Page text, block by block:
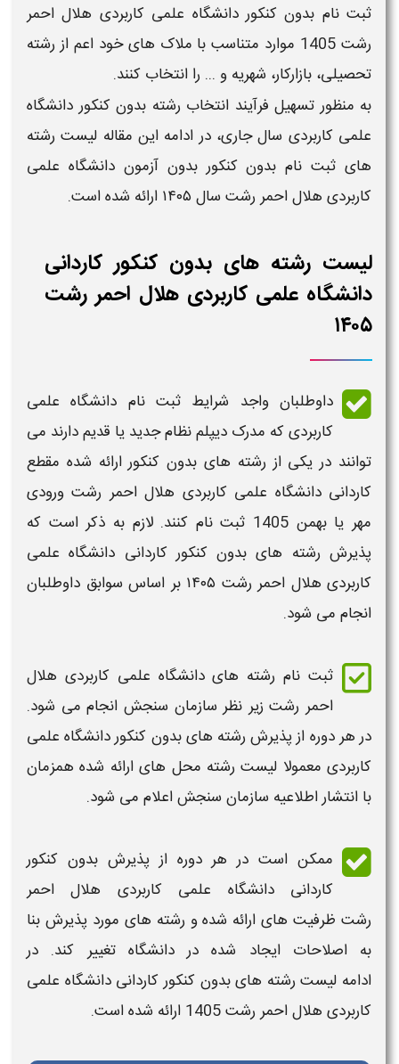
ثبت نام بدون کنکور دانشگاه علمی کاربردی هلال احمر
رشت 1405 موارد متناسب با ملاک های خود اعم از رشته
تحصیلی، بازارکار، شهریه و ... را انتخاب کنند.
به منظور تسهیل فرآیند انتخاب رشته بدون کنکور دانشگاه
علمی کاربردی سال جاری، در ادامه این مقاله لیست رشته
های ثبت نام بدون کنکور بدون آزمون دانشگاه علمی
کاربردی هلال احمر رشت سال ۱۴۰۵ ارائه شده است.
لیست رشته های بدون کنکور کاردانی
دانشگاه علمی کاربردی هلال احمر رشت
۱۴۰۵
داوطلبان واجد شرایط ثبت نام دانشگاه علمی
کاربردی که مدرک دیپلم نظام جدید یا قدیم دارند می
توانند در یکی از رشته های بدون کنکورارائه شده مقطع
کاردانی دانشگاه علمی کاربردی هلال احمر رشت ورودی
مهر یا بهمن 1405 ثبت نام کنند. لازم به ذکر است که
پذیرش رشته های بدون کنکور کاردانی دانشگاه علمی
کاربردی هلال احمر رشت ۱۴۰۵ بر اساس سوابق داوطلبان
انجام می شود.
ثبت نام رشته های دانشگاه علمی کاربردی هلال
احمر رشت زیر نظر سازمان سنجش انجام می شود.
در هر دوره ازپذیرش رشته های بدون کنکور دانشگاه علمی
کاربردی معمولا لیست رشته محل های ارائه شده همزمان
با انتشار اطلاعیه سازمان سنجش اعلام می شود.
ممکن است در هر دوره از پذیرشبدون کنکور
کاردانی دانشگاه علمی کاربردی هلال احمر
رشت ظرفیت های ارائه شده و رشته های مورد پذیرش بنا
به اصلاحات ایجاد شده دردانشگاهتغییر کند. در
ادامه لیست رشته های بدون کنکور کاردانی دانشگاه علمی
کاربردی هلال احمر رشت1405 ارائه شده است.